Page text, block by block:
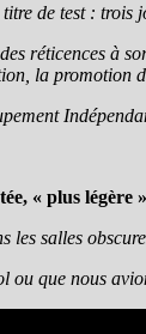
de test :
réticences à
la promotion
« plus légère
les salles
ou que nous